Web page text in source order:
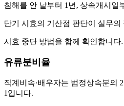
침해를 안 날부터 1년, 상속개시일
단기 시효의 기산점 판단이 실무의
시효 중단 방법을 함께 확인합니다.
유류분비율
직계비속·배우자는 법정상속분의
1입니다.